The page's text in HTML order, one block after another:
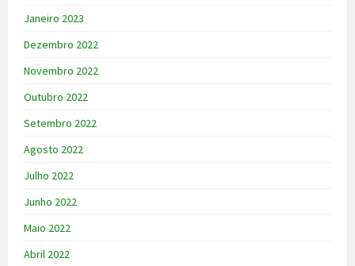
Janeiro 2023
Dezembro 2022
Novembro 2022
Outubro 2022
Setembro 2022
Agosto 2022
Julho 2022
Junho 2022
Maio 2022
Abril 2022